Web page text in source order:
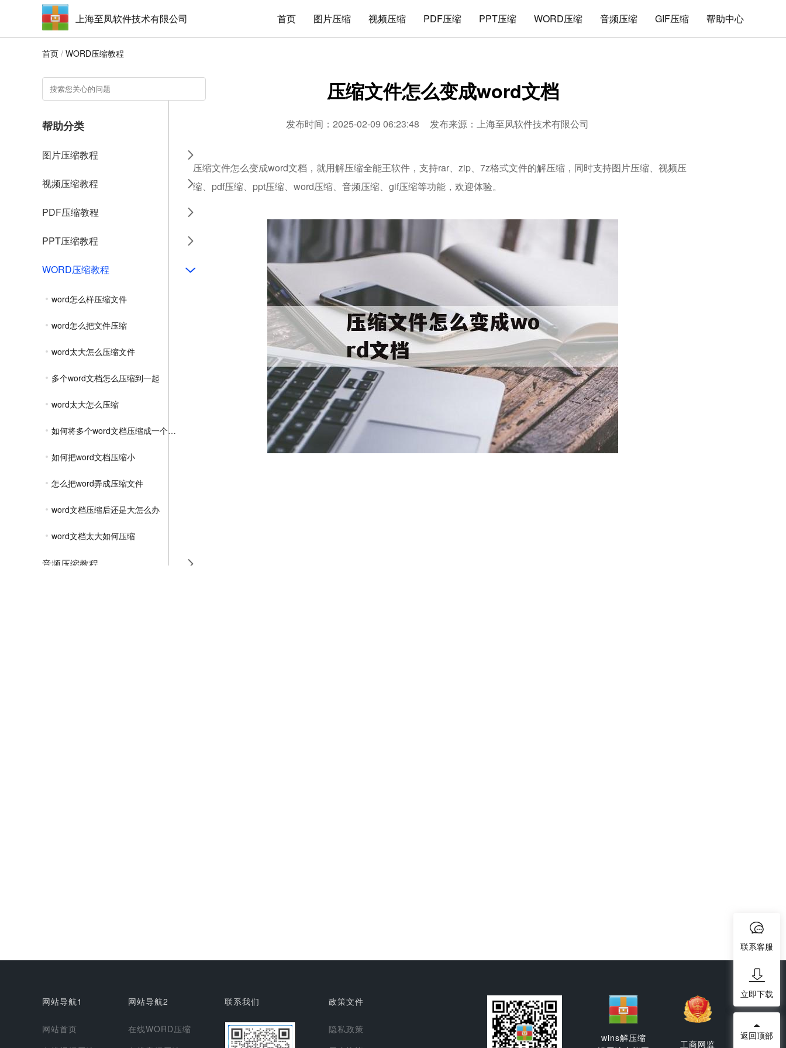
上海至凤软件技术有限公司 首页 图片压缩 视频压缩 PDF压缩 PPT压缩 WORD压缩 音频压缩 GIF压缩 帮助中心
首页 / WORD压缩教程
帮助分类
图片压缩教程
视频压缩教程
PDF压缩教程
PPT压缩教程
WORD压缩教程
word怎么样压缩文件
word怎么把文件压缩
word太大怎么压缩文件
多个word文档怎么压缩到一起
word太大怎么压缩
如何将多个word文档压缩成一个压缩包
如何把word文档压缩小
怎么把word弄成压缩文件
word文档压缩后还是大怎么办
word文档太大如何压缩
音频压缩教程
压缩文件怎么变成word文档
发布时间：2025-02-09 06:23:48 发布来源：上海至凤软件技术有限公司
压缩文件怎么变成word文档，就用解压缩全能王软件，支持rar、zip、7z格式文件的解压缩，同时支持图片压缩、视频压
缩、pdf压缩、ppt压缩、word压缩、音频压缩、gif压缩等功能，欢迎体验。
网站导航1
网站首页
网站导航2
在线WORD压缩
联系我们 政策文件
隐私政策
wins解压缩
工商网监
联系客服
立即下载
返回顶部